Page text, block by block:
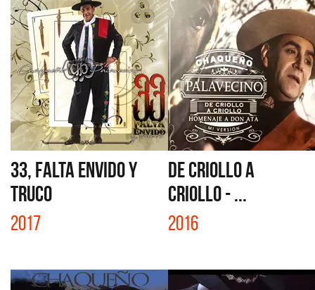
33, FALTA ENVIDO Y
TRUCO
2017
DE CRIOLLO A
CRIOLLO - ...
2016